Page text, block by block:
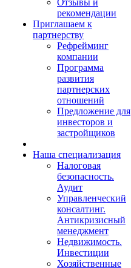
Отзывы и
рекомендации
Приглашаем к
партнерству
Рефрейминг
компании
Программа
развития
партнерских
отношений
Предложение для
инвесторов и
застройщиков
Наша специализация
Налоговая
безопасность.
Аудит
Управленческий
консалтинг.
Антикризисный
менеджмент
Недвижимость.
Инвестиции
Хозяйственные